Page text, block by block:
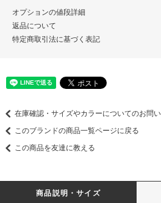
オプションの値段詳細
返品について
特定商取引法に基づく表記
在庫確認・サイズやカラーについてのお問
このブランドの商品一覧ページに戻る
この商品を友達に教える
商品説明・サイズ